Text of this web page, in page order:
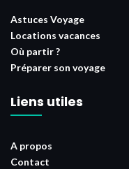
Astuces Voyage
Locations vacances
Où partir ?
Préparer son voyage
Liens utiles
A propos
Contact